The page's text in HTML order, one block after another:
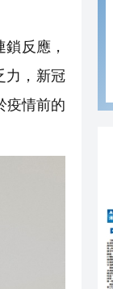
反應，
力，新冠
疫情前的